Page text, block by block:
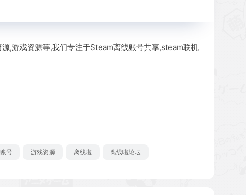
,游戏资源等,我们专注于Steam离线账号共享,steam联机
号 游戏资源 离线啦 离线啦论坛